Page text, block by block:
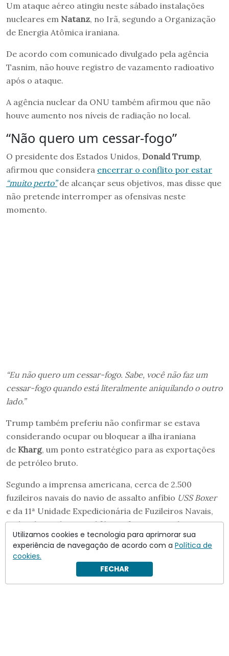
Um ataque aéreo atingiu neste sábado instalações
nucleares em Natanz, no Irã, segundo a Organização
de Energia Atômica iraniana.
De acordo com comunicado divulgado pela agência
Tasnim, não houve registro de vazamento radioativo
após o ataque.
A agência nuclear da ONU também afirmou que não
houve aumento nos níveis de radiação no local.
“Não quero um cessar-fogo”
O presidente dos Estados Unidos, Donald Trump,
afirmou que considera encerrar o conflito por estar
“muito perto”de alcançar seus objetivos, mas disse que
não pretende interromper as ofensivas neste
momento.
“Eu não quero um cessar-fogo. Sabe, você não faz um
cessar-fogo quando está literalmente aniquilando o outro
lado.”
Trump também preferiu não confirmar se estava
considerando ocupar ou bloquear a ilha iraniana
de Kharg, um ponto estratégico para as exportações
de petróleo bruto.
Segundo a imprensa americana, cerca de 2.500
fuzileiros navais do navio de assalto anfíbio USS Boxer
e da 11ª Unidade Expedicionária de Fuzileiros Navais,
ambos baseados na Califórnia, foram enviados para a
região.
Utilizamos cookies e tecnologia para aprimorar sua
experiência de navegação de acordo com a Política de
cookies.
FECHAR